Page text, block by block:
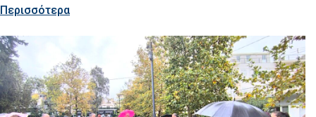
Περισσότερα